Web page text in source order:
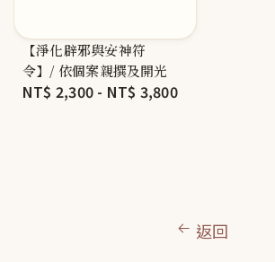
【淨化辟邪與安神符
令】/ 依個案親撰及開光
Regular
NT$ 2,300 - NT$ 3,800
返回